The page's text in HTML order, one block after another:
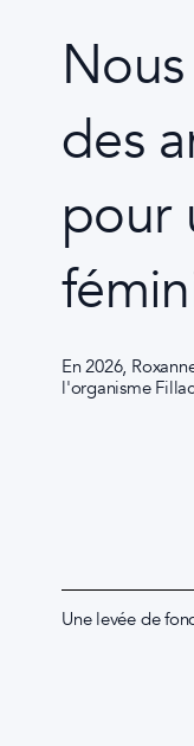
des
pour
En 2026,
l'organisme
Une levée de